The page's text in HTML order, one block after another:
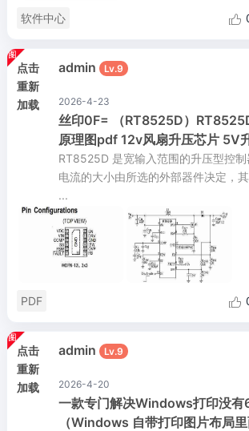
软件中心 
点击
重新
加载
admin Lv.9
2026-4-23
丝印0F= （RT8525D）
原理图pdf 12v风扇升压芯片 5V
RT8525D 是宽输入范围的升压型控制
电流的大小由所选的外部器件决定，
...
PDF 
点击
重新
加载
admin Lv.9
2026-4-20
一款专门解决Windows打印没有
（Windows 自带打印图片布局里